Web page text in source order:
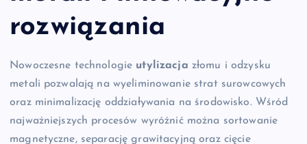
rozwiązania
Nowoczesne technologie utylizacja złomu i odzysku
metali pozwalają na wyeliminowanie strat surowcowych
oraz minimalizację oddziaływania na środowisko. Wśród
najważniejszych procesów wyróżnić można sortowanie
magnetyczne, separację grawitacyjną oraz cięcie